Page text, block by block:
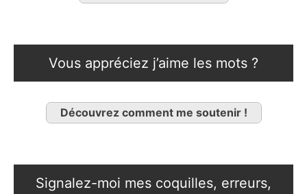
Vous appréciez j’aime les mots ?
Découvrez comment me soutenir !
Signalez-moi mes coquilles, erreurs,